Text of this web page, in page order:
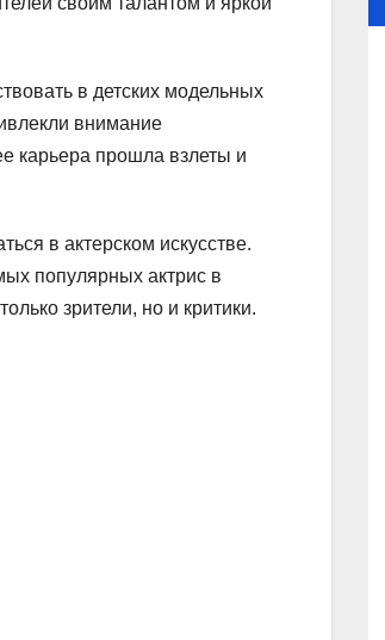
в детских модельных
внимание
карьера прошла взлеты и
в актерском искусстве.
популярных актрис в
зрители, но и критики.